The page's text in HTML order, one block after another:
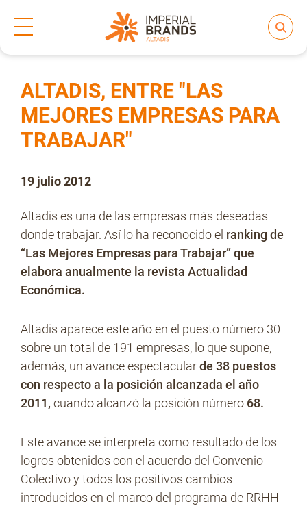
Nuestras Marcas
Compromiso
Regulación
No Contrabando
Contacto
Inicio Notas de prensa
ALTADIS, ENTRE "LAS
MEJORES EMPRESAS PARA
TRABAJAR"
19 julio 2012
Altadis es una de las empresas más deseadas
donde trabajar. Así lo ha reconocido el ranking de
“Las Mejores Empresas para Trabajar” que
elabora anualmente la revista Actualidad
Económica.
Altadis aparece este año en el puesto número 30
sobre un total de 191 empresas, lo que supone,
además, un avance espectacularde 38 puestos
con respecto a la posición alcanzada el año
2011, cuando alcanzó la posición número 68.
Este avance se interpreta como resultado de los
logros obtenidos con el acuerdo del Convenio
Colectivo y todos los positivos cambios
introducidos en el marco del programa de RRHH